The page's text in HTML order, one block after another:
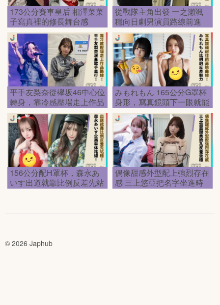
173公分賽車皇后 相澤菜菜
子寫真裡的修長舞台感
從戰隊主角出發 一之瀨颯
穩向日劇男演員路線前進
平手友梨奈從欅坂46中心位
轉身，靠冷感壓場走上作品
路線
みもれもん 165公分G罩杯
身形，寫真鏡頭下一眼就能
記住的高挑曲線
156公分配H罩杯，森永あ
いす出道就靠比例反差先站
穩
偶像甜感外型配上強烈存在
感 三上悠亞把名字坐進時
代
© 2026 Japhub